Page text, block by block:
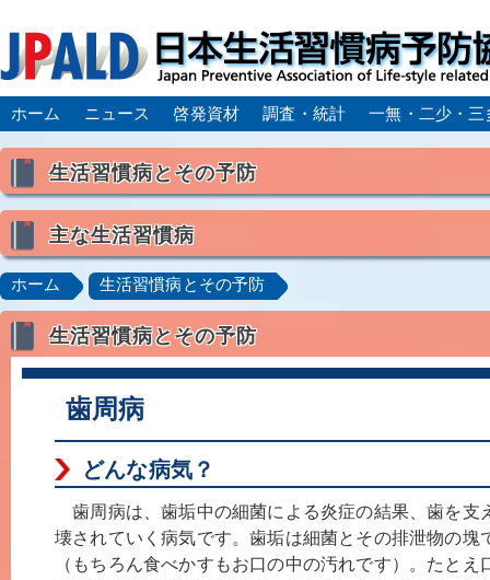
ホーム ニュース 啓発資材 調査・統計 一無・二少・三
生活習慣病とその予防
喫煙
食生活
主な生活習慣病
高血圧 脂質異常症（高脂血症）
肥満症／メタボリックシンドローム
動脈硬化
心
脂肪肝／NAFLD／NASH
ロコモティブシンドローム／サルコペニア／フレイル
ホーム 生活習慣病とその予防
生活習慣病とその予防
歯周病
どんな病気？
歯周病は、歯垢中の細菌による炎症の結果、歯を支
壊されていく病気です。歯垢は細菌とその排泄物の塊
（もちろん食べかすもお口の中の汚れです）。たと